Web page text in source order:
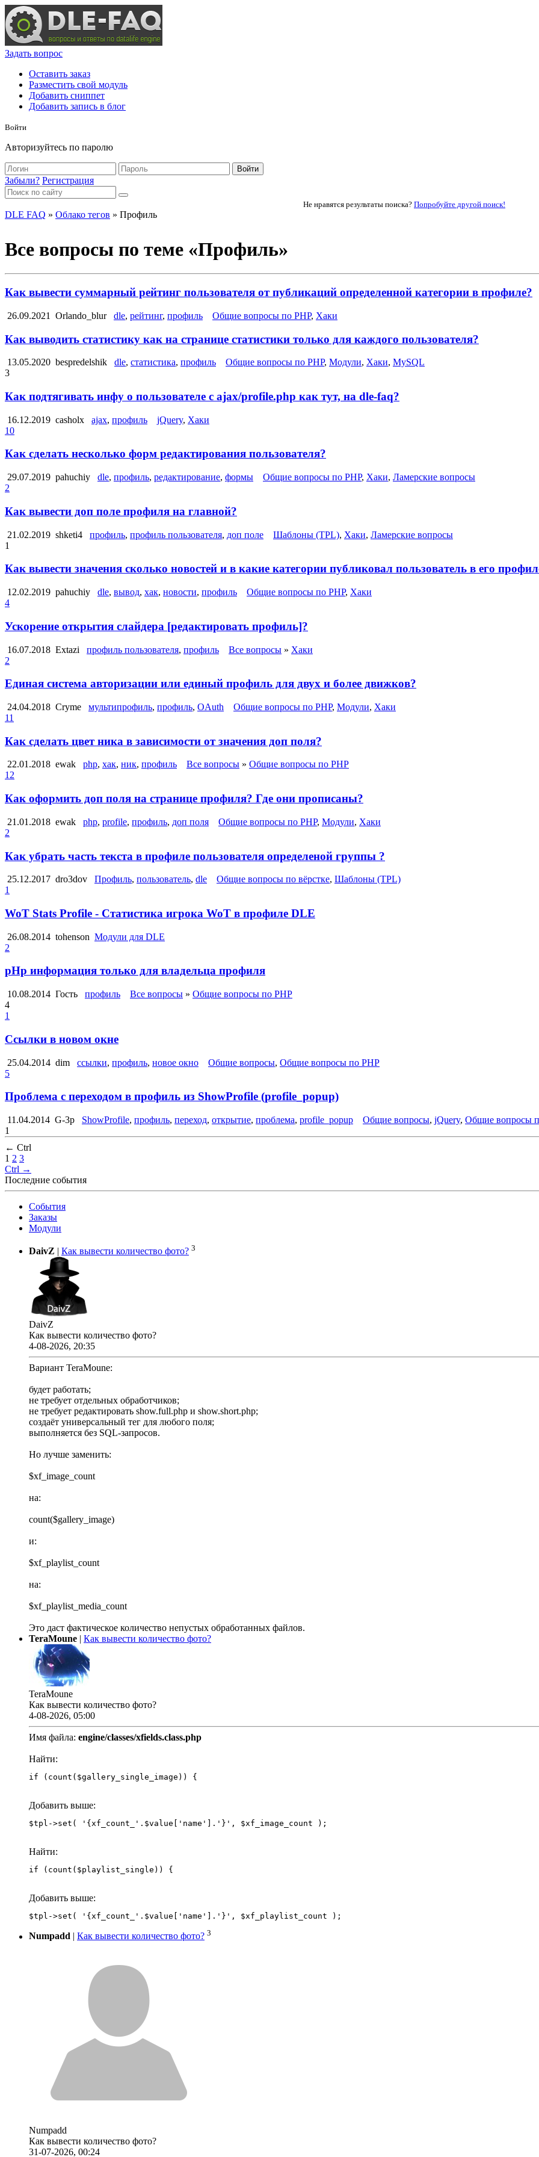
Задать вопрос
Оставить заказ
Разместить свой модуль
Добавить сниппет
Добавить запись в блог
Войти
Авторизуйтесь по паролю
Войти
Забыли? Регистрация
Не нравятся результаты поиска? Попробуйте другой поиск!
DLE FAQ » Облако тегов » Профиль
Все вопросы по теме «Профиль»
Как вывести суммарный рейтинг пользователя от публикаций определенной категории в профиле?
26.09.2021 Orlando_blur dle, рейтинг, профиль Общие вопросы по PHP, Хаки
Как выводить статистику как на странице статистики только для каждого пользователя?
13.05.2020 bespredelshik dle, статистика, профиль Общие вопросы по PHP, Модули, Хаки, MySQL
3
Как подтягивать инфу о пользователе с ajax/profile.php как тут, на dle-faq?
16.12.2019 casholx ajax, профиль jQuery, Хаки
10
Как сделать несколько форм редактирования пользователя?
29.07.2019 pahuchiy dle, профиль, редактирование, формы Общие вопросы по PHP, Хаки, Ламерские вопросы
2
Как вывести доп поле профиля на главной?
21.02.2019 shketi4 профиль, профиль пользователя, доп поле Шаблоны (TPL), Хаки, Ламерские вопросы
1
Как вывести значения сколько новостей и в какие категории публиковал пользователь в его
12.02.2019 pahuchiy dle, вывод, хак, новости, профиль Общие вопросы по PHP, Хаки
4
Ускорение открытия слайдера [редактировать профиль]?
16.07.2018 Extazi профиль пользователя, профиль Все вопросы » Хаки
2
Единая система авторизации или единый профиль для двух и более движков?
24.04.2018 Cryme мультипрофиль, профиль, OAuth Общие вопросы по PHP, Модули, Хаки
11
Как сделать цвет ника в зависимости от значения доп поля?
22.01.2018 ewak php, хак, ник, профиль Все вопросы » Общие вопросы по PHP
12
Как оформить доп поля на странице профиля? Где они прописаны?
21.01.2018 ewak php, profile, профиль, доп поля Общие вопросы по PHP, Модули, Хаки
2
Как убрать часть текста в профиле пользователя определеной группы ?
25.12.2017 dro3dov Профиль, пользователь, dle Общие вопросы по вёрстке, Шаблоны (TPL)
1
WoT Stats Profile - Статистика игрока WoT в профиле DLE
26.08.2014 tohenson Модули для DLE
2
pHp информация только для владельца профиля
10.08.2014 Гость профиль Все вопросы » Общие вопросы по PHP
4
1
Ссылки в новом окне
25.04.2014 dim ссылки, профиль, новое окно Общие вопросы, Общие вопросы по PHP
5
Проблема с переходом в профиль из ShowProfile (profile_popup)
11.04.2014 G-3p ShowProfile, профиль, переход, открытие, проблема, profile_popup Общие вопросы, jQuery, Общие вопросы
1
← Ctrl
1 2 3
Ctrl →
Последние события
События
Заказы
Модули
DaivZ | Как вывести количество фото? 3
DaivZ
Как вывести количество фото?
4-08-2026, 20:35
Вариант TeraMoune:
будет работать;
не требует отдельных обработчиков;
не требует редактировать show.full.php и show.short.php;
создаёт универсальный тег для любого поля;
выполняется без SQL-запросов.
Но лучше заменить:
$xf_image_count
на:
count($gallery_image)
и:
$xf_playlist_count
на:
$xf_playlist_media_count
Это даст фактическое количество непустых обработанных файлов.
TeraMoune | Как вывести количество фото?
TeraMoune
Как вывести количество фото?
4-08-2026, 05:00
Имя файла: engine/classes/xfields.class.php
Найти:
if (count($gallery_single_image)) {
Добавить выше:
Найти:
if (count($playlist_single)) {
Добавить выше:
Numpadd Как вывести количество фото? 3
Numpadd
Как вывести количество фото?
31-07-2026, 00:24